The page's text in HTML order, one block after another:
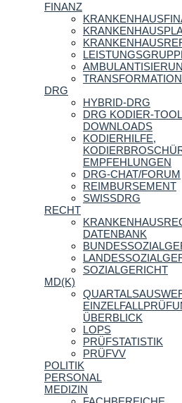
FINANZ
DRG
HYBRID-DRG
DRG KODIER-
DOWNLOADS
KODIERHILFE,
EMPFEHLUNGEN
DRG-CHAT/FORUM
REIMBURSEMENT
SWISSDRG
RECHT
DATENBANK
SOZIALGERICHT
MD(K)
ÜBERBLICK
LOPS
PRÜFSTATISTIK
PRÜFVV
POLITIK
PERSONAL
MEDIZIN